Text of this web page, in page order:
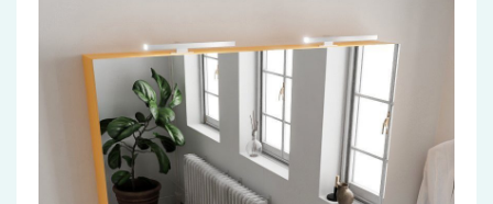
Radiatoren
Accessoires
Installatiemateriaal
Klimaatbeheersing